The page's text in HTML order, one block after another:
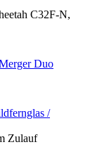
/
Zulauf